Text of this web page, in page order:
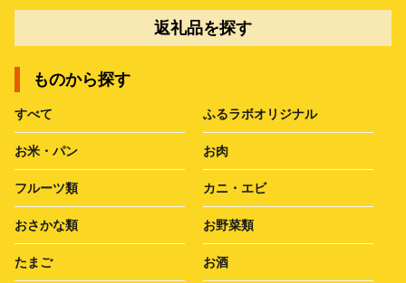
返礼品を探す
ものから探す
すべて ふるラボオリジナル
お米・パン お肉
フルーツ類 カニ・エビ
おさかな類 お野菜類
たまご お酒